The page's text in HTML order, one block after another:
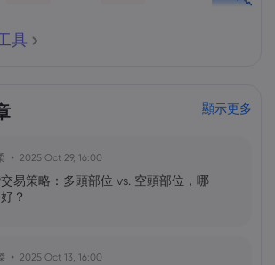
具
顯示更多
2025 Oct 29, 16:00
易策略：多頭部位 vs. 空頭部位，哪
？
2025 Oct 13, 16:00